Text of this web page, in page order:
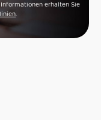
erhalten Sie
.